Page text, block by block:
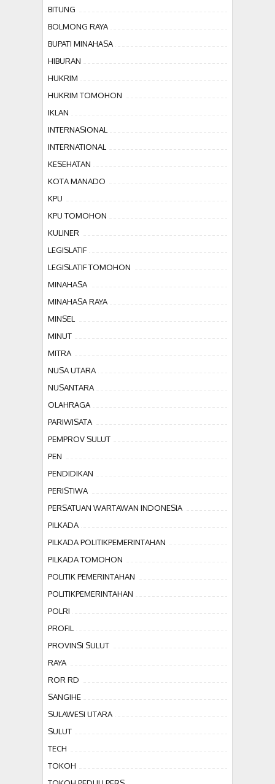
BITUNG
BOLMONG RAYA
BUPATI MINAHASA
HIBURAN
HUKRIM
HUKRIM TOMOHON
IKLAN
INTERNASIONAL
INTERNATIONAL
KESEHATAN
KOTA MANADO
KPU
KPU TOMOHON
KULINER
LEGISLATIF
LEGISLATIF TOMOHON
MINAHASA
MINAHASA RAYA
MINSEL
MINUT
MITRA
NUSA UTARA
NUSANTARA
OLAHRAGA
PARIWISATA
PEMPROV SULUT
PEN
PENDIDIKAN
PERISTIWA
PERSATUAN WARTAWAN INDONESIA
PILKADA
PILKADA POLITIKPEMERINTAHAN
PILKADA TOMOHON
POLITIK PEMERINTAHAN
POLITIKPEMERINTAHAN
POLRI
PROFIL
PROVINSI SULUT
RAYA
ROR RD
SANGIHE
SULAWESI UTARA
SULUT
TECH
TOKOH